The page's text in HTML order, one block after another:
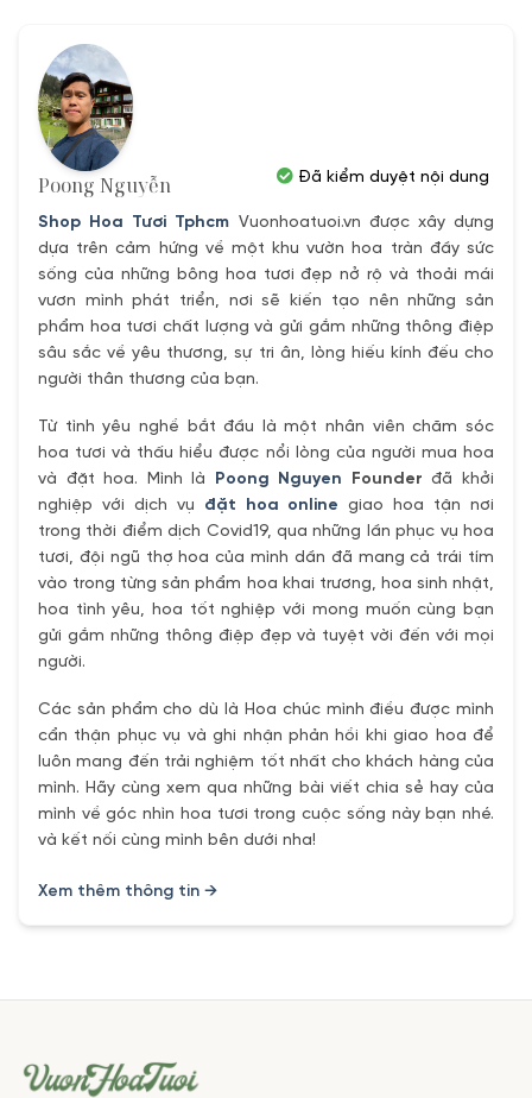
Poong Nguyễn
Shop Hoa Tươi Tphcm Vuonhoatuoi.vn được xây dựng
dựa trên cảm hứng về một khu vườn hoa tràn đầy sức
sống của những bông hoa tươi đẹp nở rộ và thoải mái
vươn mình phát triển, nơi sẽ kiến tạo nên những sản
phẩm hoa tươi chất lượng và gửi gắm những thông điệp
sâu sắc về yêu thương, sự tri ân, lòng hiếu kính đếu cho
người thân thương của bạn.
Từ tình yêu nghề bắt đầu là một nhân viên chăm sóc
hoa tươi và thấu hiểu được nổi lòng của người mua hoa
và đặt hoa. Mình là
Poong Nguyen Founder đã khởi
nghiệp với dịch vụ đặt hoa online giao hoa tận nơi
trong thời điểm dịch Covid19, qua những lần phục vụ hoa
tươi, đội ngũ thợ hoa của mình dần đã mang cả trái tím
vào trong từng sản phẩm hoa khai trương, hoa sinh nhật,
hoa tình yêu, hoa tốt nghiệp với mong muốn cùng bạn
gửi gắm những thông điệp đẹp và tuyệt vời đến với mọi
người.
Các sản phẩm cho dù là Hoa chúc mình điều được mình
cẩn thận phục vụ và ghi nhận phản hồi khi giao hoa để
luôn mang đến trải nghiệm tốt nhất cho khách hàng của
mình. Hãy cùng xem qua những bài viết chia sẻ hay của
mình về góc nhìn hoa tươi trong cuộc sống này bạn nhé.
và kết nối cùng mình bên dưới nha!
Xem thêm thông tin →
Đã kiểm duyệt nội dung